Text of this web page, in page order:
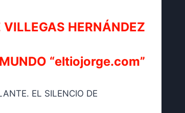
VILLEGAS HERNÁNDEZ
“eltiojorge.com”